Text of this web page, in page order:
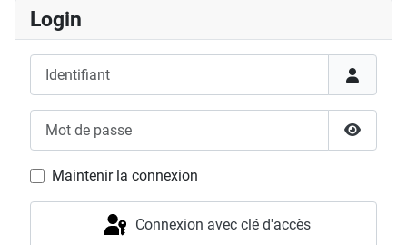
Login
Afficher
Maintenir la connexion
Connexion avec clé d'accès